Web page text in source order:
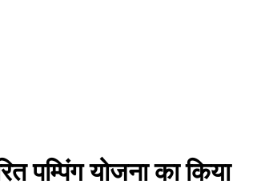
पम्पिंग योजना का किया